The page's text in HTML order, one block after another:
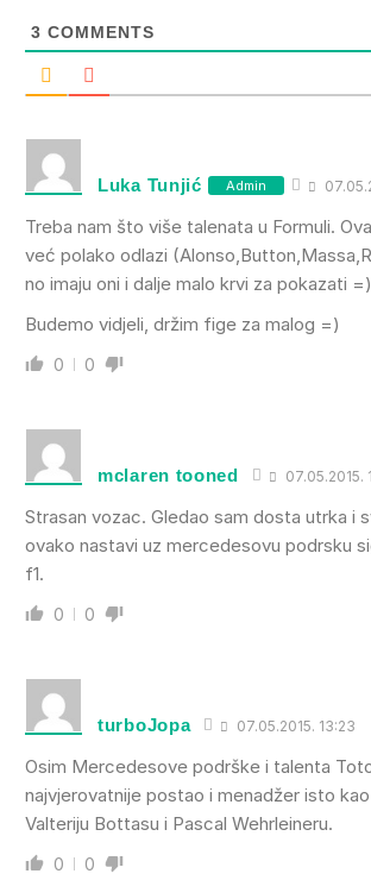
3 COMMENTS
Luka Tunjić Admin
Treba nam što više talenata u Formuli.
već polako odlazi
no imaju oni i dalje malo krvi za pokazati =)
Budemo vidjeli, držim fige za malog =)
0 0
mclaren tooned 07.05.2015.
Strasan vozac. Gledao sam dosta utrka i
ovako nastavi uz mercedesovu podrsku
f1.
0 0
turboJopa 07.05.2015. 13:23
Osim Mercedesove podrške i talenta
najvjerovatnije postao i menadžer isto
Valteriju Bottasu i Pascal Wehrleineru.
0 0